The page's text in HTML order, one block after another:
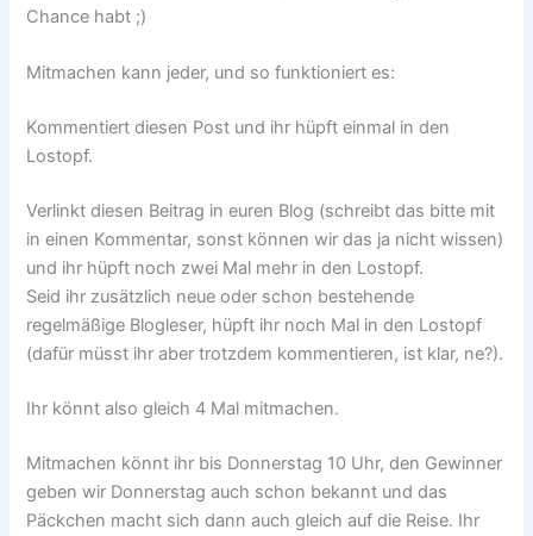
Chance habt ;)
Mitmachen kann jeder, und so funktioniert es:
Kommentiert diesen Post und ihr hüpft einmal in den
Lostopf.
Verlinkt diesen Beitrag in euren Blog (schreibt das bitte mit
in einen Kommentar, sonst können wir das ja nicht wissen)
und ihr hüpft noch zwei Mal mehr in den Lostopf.
Seid ihr zusätzlich neue oder schon bestehende
regelmäßige Blogleser, hüpft ihr noch Mal in den Lostopf
(dafür müsst ihr aber trotzdem kommentieren, ist klar, ne?).
Ihr könnt also gleich 4 Mal mitmachen.
Mitmachen könnt ihr bis Donnerstag 10 Uhr, den Gewinner
geben wir Donnerstag auch schon bekannt und das
Päckchen macht sich dann auch gleich auf die Reise. Ihr